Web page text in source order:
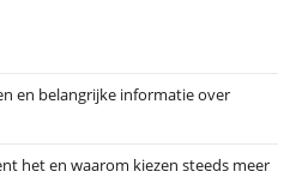
en belangrijke informatie over
het en waarom kiezen steeds meer